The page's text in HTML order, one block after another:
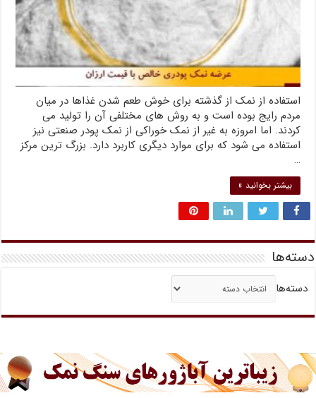
استفاده از نمک از گذشته برای خوش طعم شدن غذاها در میان
مردم رایج بوده است و به روش های مختلفی آن را تولید می
کردند. اما امروزه به غیر از نمک خوراکی از نمک پودر صنعتی نیز
استفاده می شود که برای موارد دیگری کاربرد دارد. بزرگ ترین مرکز
…
بیشتر بخوانید »
دسته‌ها
دسته‌ها